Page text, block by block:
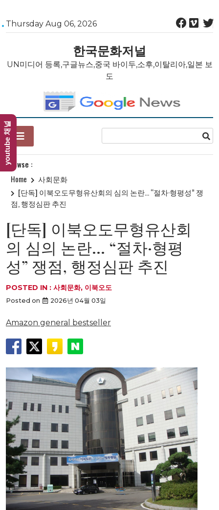
Skip
to
Thursday Aug 06, 2026
한국문화저널
UN미디어 등록,구글뉴스,중국 바이두,소후,이탈리아,일본 보
도
Browse :
Home
사회문화
[단독] 이북오도무형유산회의 심의 논란… “절차·형평성” 쟁
점, 행정심판 추진
[단독] 이북오도무형유산회
의 심의 논란… “절차·형평
성” 쟁점, 행정심판 추진
POSTED IN : 사회문화, 이북오도
Posted on 2026년 04월 03일
Amazon general bestseller
youtube 채널